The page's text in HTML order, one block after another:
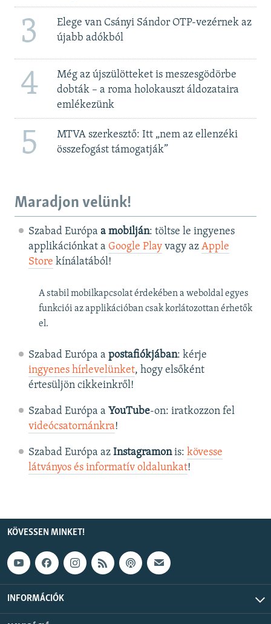
3
Elege van Csányi Sándor OTP-vezérnek az
újabb adókból
4
Még az újszülötteket is meszesgödörbe
dobták – a roma holokauszt áldozataira
emlékezünk
5
MTVA szerkesztő: Itt „nem az ellenzéki
összefogást támogatják”
Maradjon velünk!
Szabad Európa a mobilján: töltse le ingyenes
applikációnkat a Google Playvagy az Apple
Store kínálatából!
A stabil mobilkapcsolat érdekében a weboldal egyes
funkciói az applikációban csak korlátozottan érhetők
el.
Szabad Európa a postafiókjában: kérje
ingyenes hírlevelünket, hogy elsőként
értesüljön cikkeinkről!
Szabad Európa a YouTube-on: iratkozzon fel
videócsatornánkra!
Szabad Európa az Instagramonis: kövesse
látványos és informatív oldalunkat! ​
KÖVESSEN MINKET!
INFORMÁCIÓK